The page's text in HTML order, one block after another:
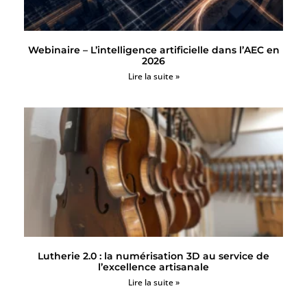
Webinaire – L’intelligence artificielle dans l’AEC en
2026
Lire la suite »
Lutherie 2.0 : la numérisation 3D au service de
l’excellence artisanale
Lire la suite »